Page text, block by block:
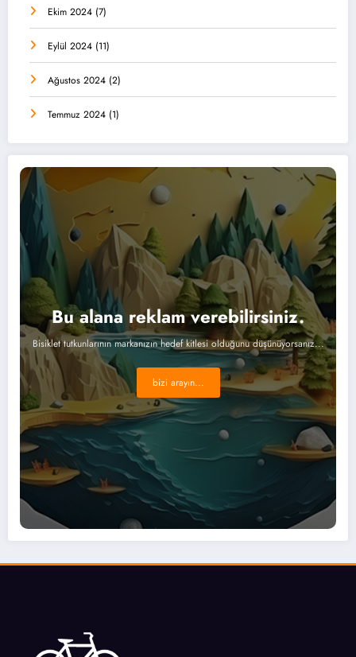
Ekim 2024 (7)
Eylül 2024 (11)
Ağustos 2024 (2)
Temmuz 2024 (1)
Bu alana reklam verebilirsiniz.
Bisiklet tutkunlarının markanızın hedef kitlesi olduğunu düşünüyorsanız...
bizi arayın...